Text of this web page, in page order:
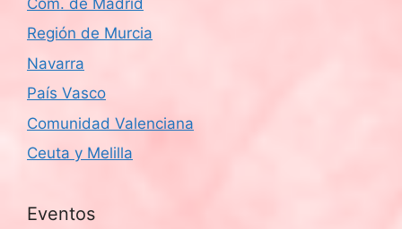
Región de Murcia
Navarra
País Vasco
Comunidad Valenciana
Ceuta y Melilla
Eventos